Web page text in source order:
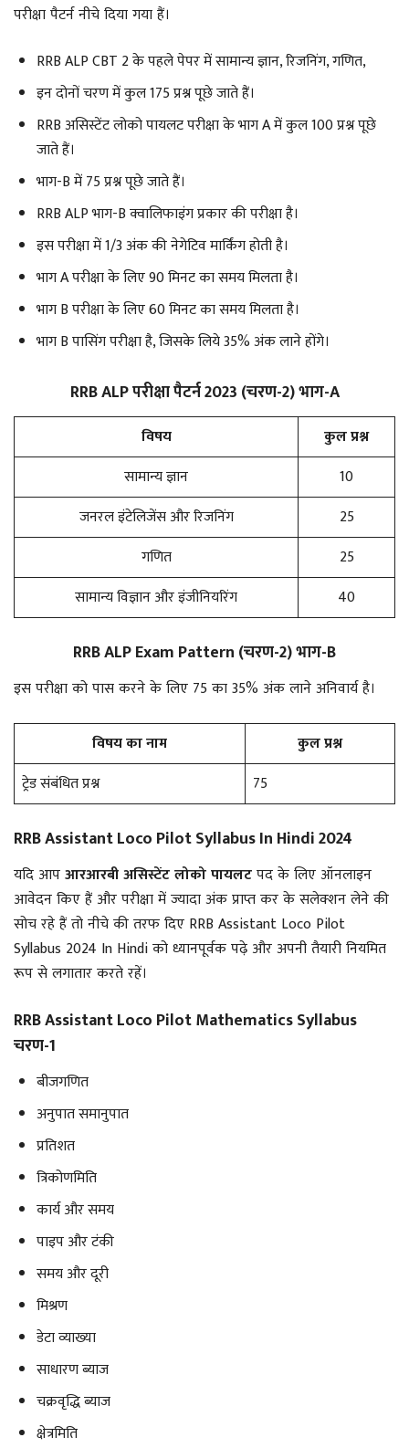
परीक्षा पैटर्न नीचे दिया गया हैं।
RRB ALP CBT 2 के पहले पेपर में सामान्य ज्ञान, रिजनिंग, गणित,
इन दोनों चरण में कुल 175 प्रश्न पूछे जाते हैं।
RRB असिस्टेंट लोको पायलट परीक्षा के भाग A में कुल 100 प्रश्न पूछे
जाते हैं।
भाग-B में 75 प्रश्न पूछे जाते हैं।
RRB ALP भाग-B क्वालिफाइंग प्रकार की परीक्षा है।
इस परीक्षा में 1/3 अंक की नेगेटिव मार्किंग होती है।
भाग A परीक्षा के लिए 90 मिनट का समय मिलता है।
भाग B परीक्षा के लिए 60 मिनट का समय मिलता है।
भाग B पासिंग परीक्षा है, जिसके लिये 35% अंक लाने होंगे।
RRB ALP परीक्षा पैटर्न 2023 (चरण-2) भाग-A
विषय
कुल प्रश्न
सामान्य ज्ञान
10
जनरल इंटेलिजेंस और रिजनिंग
25
गणित
25
सामान्य विज्ञान और इंजीनियरिंग
40
RRB ALP Exam Pattern (चरण-2) भाग-B
इस परीक्षा को पास करने के लिए 75 का 35% अंक लाने अनिवार्य है।
विषय का नाम
कुल प्रश्न
ट्रेड संबंधित प्रश्न
75
RRB Assistant Loco Pilot Syllabus In Hindi 2024
यदि आपआरआरबी असिस्टेंट लोको पायलटपद के लिए ऑनलाइन
आवेदन किए हैं और परीक्षा में ज्यादा अंक प्राप्त कर के सलेक्शन लेने की
सोच रहे हैं तो नीचे की तरफ दिए RRB Assistant Loco Pilot
Syllabus 2024 In Hindi को ध्यानपूर्वक पढ़े और अपनी तैयारी नियमित
रूप से लगातार करते रहें।
RRB Assistant Loco Pilot Mathematics Syllabus
चरण-1
बीजगणित
अनुपात समानुपात
प्रतिशत
त्रिकोणमिति
कार्य और समय
पाइप और टंकी
समय और दूरी
मिश्रण
डेटा व्याख्या
साधारण ब्याज
चक्रवृद्धि ब्याज
क्षेत्रमिति